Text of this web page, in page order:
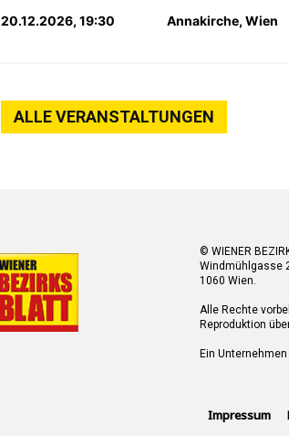
20.12.2026, 19:30 Annakirche, Wien
ALLE VERANSTALTUNGEN
© WIENER
Windmühlgasse
1060 Wien.
Alle Rechte
Reproduktion
Ein
Impressum